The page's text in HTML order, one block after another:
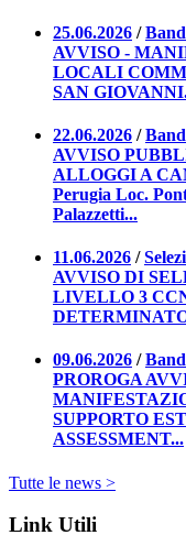
25.06.2026 /
AVVISO -
LOCALI
SAN
22.06.2026 /
AVVISO
ALLOGGI A
Perugia Loc.
Palazzetti...
11.06.2026 /
AVVISO DI
LIVELLO 3
09.06.2026 /
PROROGA
SUPPORTO
ASSESSMENT...
Tutte le news >
Link Utili